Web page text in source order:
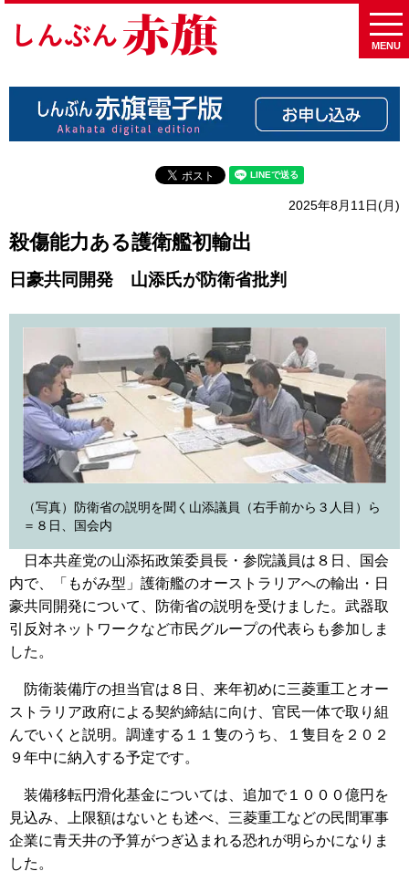
MENU
2025年8月11日(月)
殺傷能力ある護衛艦初輸出
日豪共同開発 山添氏が防衛省批判
（写真）防衛省の説明を聞く山添議員（右手前から３人目）ら
＝８日、国会内
日本共産党の山添拓政策委員長・参院議員は８日、国会
内で、「もがみ型」護衛艦のオーストラリアへの輸出・日
豪共同開発について、防衛省の説明を受けました。武器取
引反対ネットワークなど市民グループの代表らも参加しま
した。
防衛装備庁の担当官は８日、来年初めに三菱重工とオー
ストラリア政府による契約締結に向け、官民一体で取り組
んでいくと説明。調達する１１隻のうち、１隻目を２０２
９年中に納入する予定です。
装備移転円滑化基金については、追加で１０００億円を
見込み、上限額はないとも述べ、三菱重工などの民間軍事
企業に青天井の予算がつぎ込まれる恐れが明らかになりま
した。